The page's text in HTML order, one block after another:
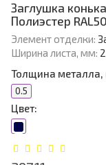
Заглушка
Полиэстер
Элемент отделки:
Ширина листа, мм:
Толщина
0.5
Цвет: